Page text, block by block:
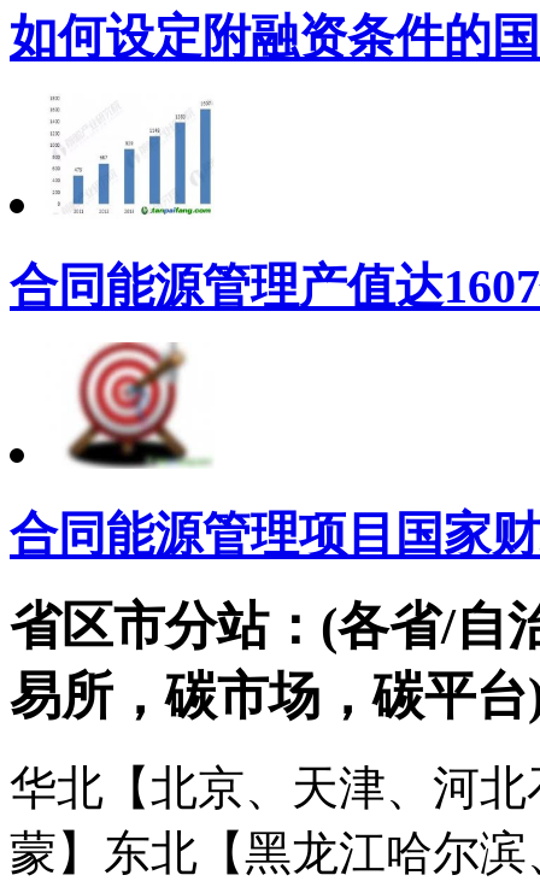
如何设定附融资条件的
合同能源管理产值达
合同能源管理项目国家
省区市分站：(各省/自
易所，碳市场，碳平台
华北【北京、天津、河
蒙】 东北【黑龙江哈尔